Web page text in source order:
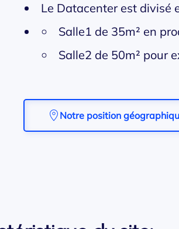
Le Datacenter est divisé
Salle1 de 35m² en
Salle2 de 50m² pour
Notre position